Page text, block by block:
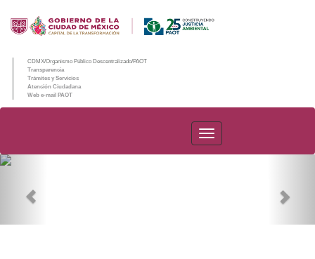
CDMX/Organismo Público Descentralizado/PAOT
Transparencia
Trámites y Servicios
Atención Ciudadana
Web e-mail PAOT
PAOT